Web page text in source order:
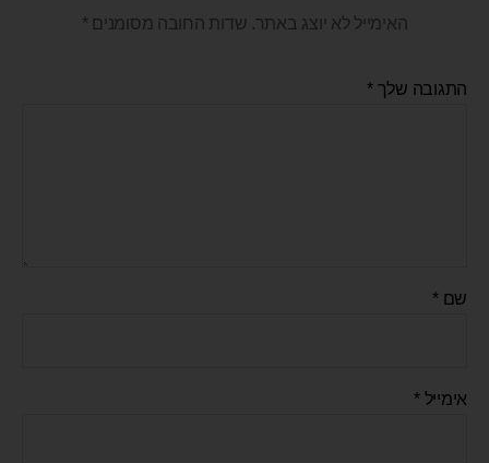
האימייל לא יוצג באתר. שדות החובה מסומנים *
התגובה שלך*
שם*
אימייל*